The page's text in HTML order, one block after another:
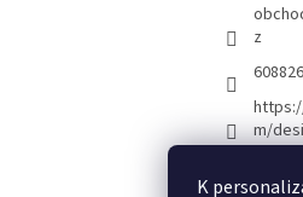
K
z
m/